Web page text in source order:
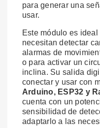
para generar una
usar.
Este módulo es
necesitan detectar
alarmas de
o para activar un
inclina. Su salida
conectar y usar con
Arduino, ESP32 y
cuenta con un
sensibilidad de
adaptarlo a las